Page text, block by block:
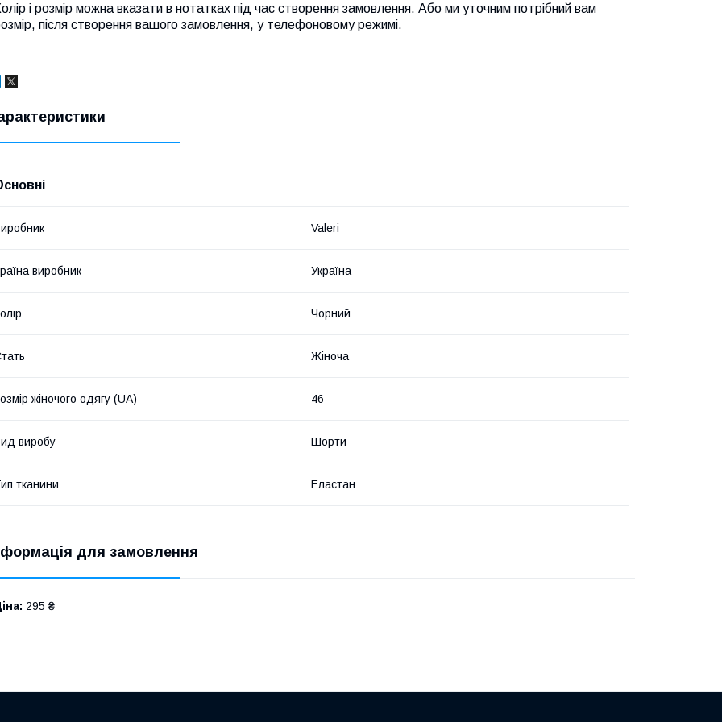
і розмір можна вказати в нотатках під час створення замовлення. Або ми уточним потрібний вам
після створення вашого замовлення, у телефоновому режимі.
Valeri
виробник Україна
Чорний
Жіноча
жіночого одягу (UA) 46
виробу Шорти
тканини Еластан
для замовлення
295 ₴